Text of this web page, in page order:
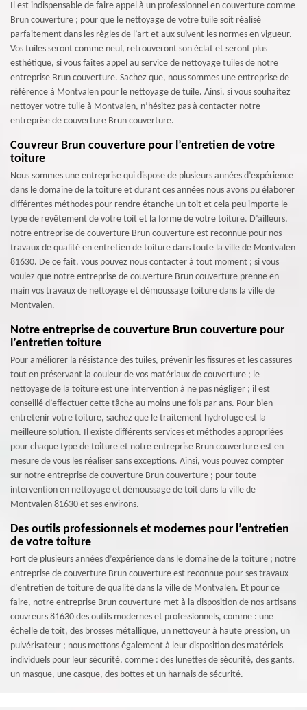
Il est indispensable de faire appel à un professionnel en couverture comme
Brun couverture ; pour que le nettoyage de votre tuile soit réalisé
parfaitement dans les règles de l’art et aux suivent les normes en vigueur.
Vos tuiles seront comme neuf, retrouveront son éclat et seront plus
esthétique, si vous faites appel au service de nettoyage tuiles de notre
entreprise Brun couverture. Sachez que, nous sommes une entreprise de
référence à Montvalen pour le nettoyage de tuile. Ainsi, si vous souhaitez
nettoyer votre tuile à Montvalen, n’hésitez pas à contacter notre
entreprise de couverture Brun couverture.
Couvreur Brun couverture pour l’entretien de votre
toiture
Nous sommes une entreprise qui dispose de plusieurs années d’expérience
dans le domaine de la toiture et durant ces années nous avons pu élaborer
différentes méthodes pour rendre étanche un toit et cela peu importe le
type de revêtement de votre toit et la forme de votre toiture. D’ailleurs,
notre entreprise de couverture Brun couverture est reconnue pour nos
travaux de qualité en entretien de toiture dans toute la ville de Montvalen
81630. De ce fait, vous pouvez nous contacter à tout moment ; si vous
voulez que notre entreprise de couverture Brun couverture prenne en
main vos travaux de nettoyage et démoussage toiture dans la ville de
Montvalen.
Notre entreprise de couverture Brun couverture pour
l’entretien toiture
Pour améliorer la résistance des tuiles, prévenir les fissures et les cassures
tout en préservant la couleur de vos matériaux de couverture ; le
nettoyage de la toiture est une intervention à ne pas négliger ; il est
conseillé d’effectuer cette tâche au moins une fois par ans. Pour bien
entretenir votre toiture, sachez que le traitement hydrofuge est la
meilleure solution. Il existe différents services et méthodes appropriées
pour chaque type de toiture et notre entreprise Brun couverture est en
mesure de vous les réaliser sans exceptions. Ainsi, vous pouvez compter
sur notre entreprise de couverture Brun couverture ; pour toute
intervention en nettoyage et démoussage de toit dans la ville de
Montvalen 81630 et ses environs.
Des outils professionnels et modernes pour l’entretien
de votre toiture
Fort de plusieurs années d’expérience dans le domaine de la toiture ; notre
entreprise de couverture Brun couverture est reconnue pour ses travaux
d’entretien de toiture de qualité dans la ville de Montvalen. Et pour ce
faire, notre entreprise Brun couverture met à la disposition de nos artisans
couvreurs 81630 des outils modernes et professionnels, comme : une
échelle de toit, des brosses métallique, un nettoyeur à haute pression, un
pulvérisateur ; nous mettons également à leur disposition des matériels
individuels pour leur sécurité, comme : des lunettes de sécurité, des gants,
un masque, une casque, des bottes et un harnais de sécurité.